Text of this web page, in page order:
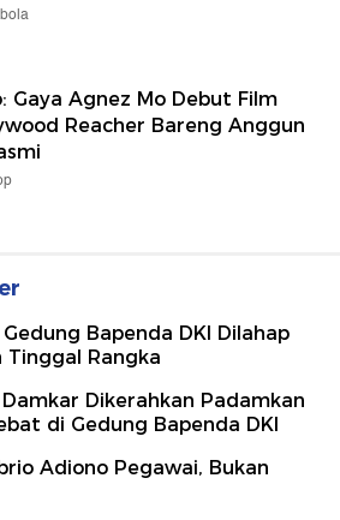
Gaya Agnez Mo Debut Film
Reacher Bareng Anggun
Bapenda DKI Dilahap
Tinggal Rangka
Dikerahkan Padamkan
di Gedung Bapenda DKI
Adiono Pegawai, Bukan